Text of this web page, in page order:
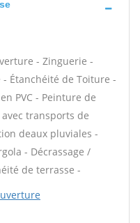
- Zinguerie -
Étanchéité de Toiture -
PVC - Peinture de
transports de
deaux pluviales -
- Décrassage /
de terrasse -